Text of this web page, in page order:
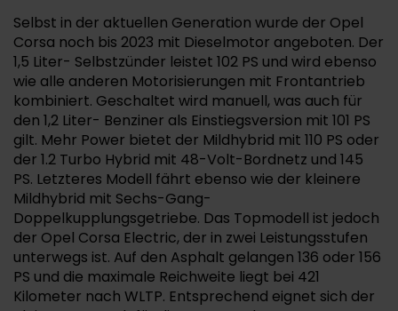
Selbst in der aktuellen Generation wurde der Opel
Corsa noch bis 2023 mit Dieselmotor angeboten. Der
1,5 Liter- Selbstzünder leistet 102 PS und wird ebenso
wie alle anderen Motorisierungen mit Frontantrieb
kombiniert. Geschaltet wird manuell, was auch für
den 1,2 Liter- Benziner als Einstiegsversion mit 101 PS
gilt. Mehr Power bietet der Mildhybrid mit 110 PS oder
der 1.2 Turbo Hybrid mit 48-Volt-Bordnetz und 145
PS. Letzteres Modell fährt ebenso wie der kleinere
Mildhybrid mit Sechs-Gang-
Doppelkupplungsgetriebe. Das Topmodell ist jedoch
der Opel Corsa Electric, der in zwei Leistungsstufen
unterwegs ist. Auf den Asphalt gelangen 136 oder 156
PS und die maximale Reichweite liegt bei 421
Kilometer nach WLTP. Entsprechend eignet sich der